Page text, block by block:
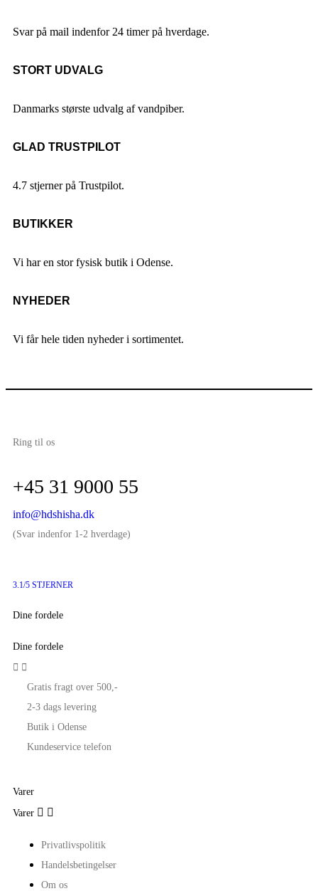
Svar på mail indenfor 24 timer på hverdage.
STORT UDVALG
Danmarks største udvalg af vandpiber.
GLAD TRUSTPILOT
4.7 stjerner på Trustpilot.
BUTIKKER
Vi har en stor fysisk butik i Odense.
NYHEDER
Vi får hele tiden nyheder i sortimentet.
Ring til os
+45 31 9000 55
info@hdshisha.dk
(Svar indenfor 1-2 hverdage)
3.1/5 STJERNER
Dine fordele
Dine fordele
 
Gratis fragt over 500,-
2-3 dags levering
Butik i Odense
Kundeservice telefon
Varer
Varer  
Privatlivspolitik
Handelsbetingelser
Om os